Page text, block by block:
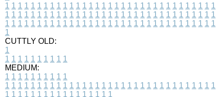
1 1 1 1 1 1 1 1 1 1 1 1 1 1 1 1 1 1 1 1 1 1 1 1 1 1 1 1 1 1 1 1 1
1 1 1 1 1 1 1 1 1 1 1 1 1 1 1 1 1 1 1 1 1 1 1 1 1 1 1 1 1 1 1 1 1
1 1 1 1 1 1 1 1 1 1 1 1 1 1 1 1 1 1 1 1 1 1 1 1 1 1 1 1 1 1 1 1 1
1
CUTTLY OLD:
1
1 1 1 1 1 1 1 1 1 1
MEDIUM:
1 1 1 1 1 1 1 1 1 1
1 1 1 1 1 1 1 1 1 1 1 1 1 1 1 1 1 1 1 1 1 1 1 1 1 1 1 1 1 1 1 1 1
1 1 1 1 1 1 1 1 1 1 1 1 1 1 1 1 1